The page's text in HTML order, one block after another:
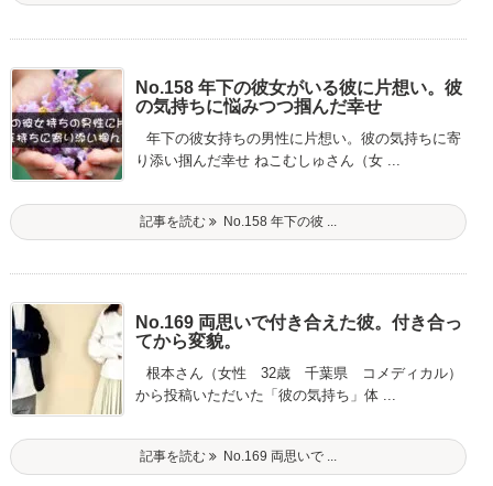
No.158 年下の彼女がいる彼に片想い。彼
の気持ちに悩みつつ掴んだ幸せ
年下の彼女持ちの男性に片想い。彼の気持ちに寄
り添い掴んだ幸せ ねこむしゅさん（女 ...
記事を読む No.158 年下の彼 ...
No.169 両思いで付き合えた彼。付き合っ
てから変貌。
根本さん（女性 32歳 千葉県 コメディカル）
から投稿いただいた「彼の気持ち」体 ...
記事を読む No.169 両思いで ...